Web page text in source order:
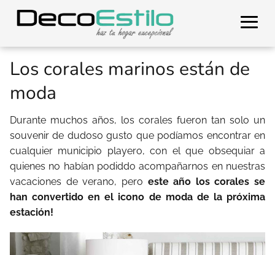
Los corales marinos están de
moda
Durante muchos años, los corales fueron tan solo un
souvenir de dudoso gusto que podíamos encontrar en
cualquier municipio playero, con el que obsequiar a
quienes no habían podiddo acompañarnos en nuestras
vacaciones de verano, pero este año los corales se
han convertido en el icono de moda de la próxima
estación!